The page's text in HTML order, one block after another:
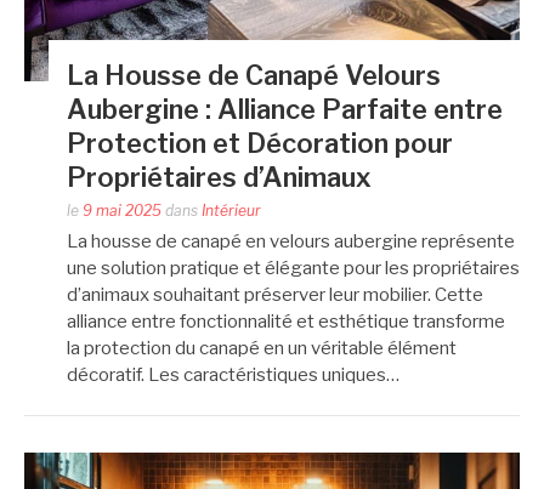
La Housse de Canapé Velours
Aubergine : Alliance Parfaite entre
Protection et Décoration pour
Propriétaires d’Animaux
le 9 mai 2025 dans Intérieur
La housse de canapé en velours aubergine représente
une solution pratique et élégante pour les propriétaires
d’animaux souhaitant préserver leur mobilier. Cette
alliance entre fonctionnalité et esthétique transforme
la protection du canapé en un véritable élément
décoratif. Les caractéristiques uniques…